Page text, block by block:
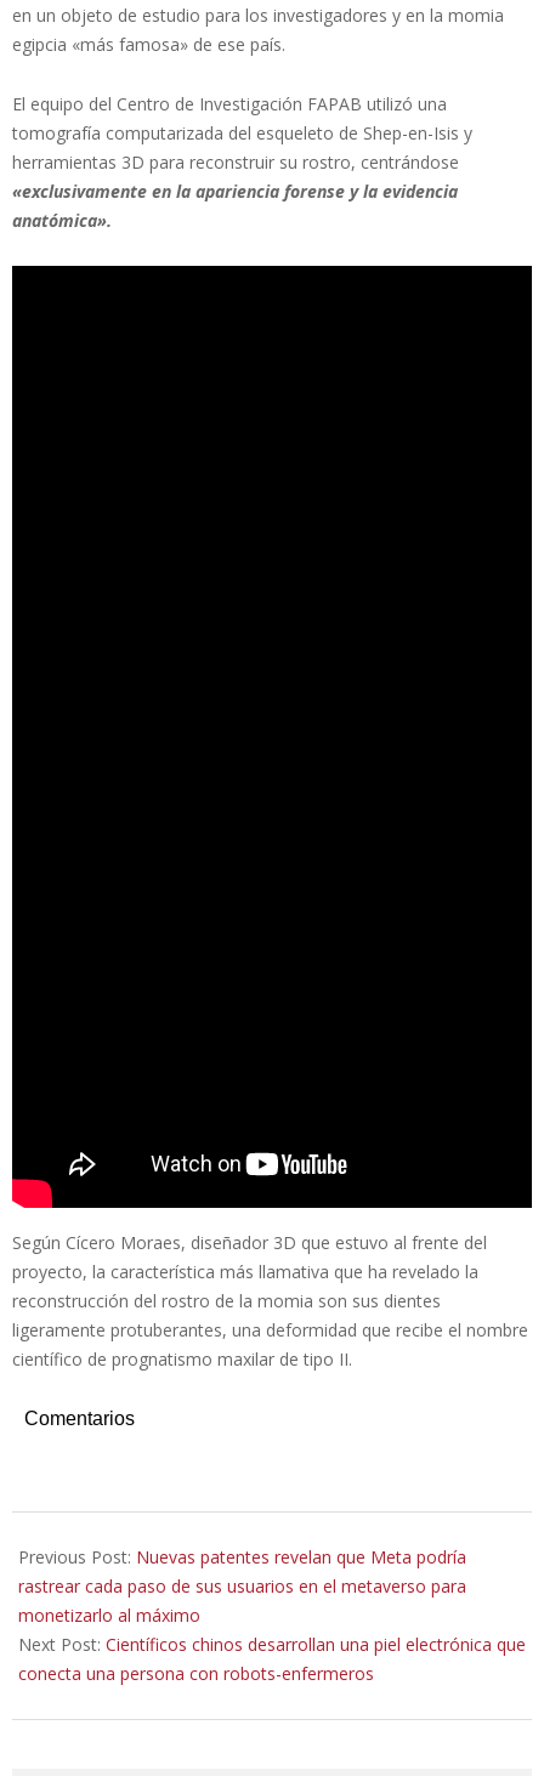
en un objeto de estudio para los investigadores y en la momia
egipcia «más famosa» de ese país.
El equipo del Centro de Investigación FAPAB utilizó una
tomografía computarizada del esqueleto de Shep-en-Isis y
herramientas 3D para reconstruir su rostro, centrándose
«exclusivamente en la apariencia forense y la evidencia
anatómica».
Según Cícero Moraes, diseñador 3D que estuvo al frente del
proyecto, la característica más llamativa que ha revelado la
reconstrucción del rostro de la momia son sus dientes
ligeramente protuberantes, una deformidad que recibe el nombre
científico de prognatismo maxilar de tipo II.
Comentarios
01-
23
Previous Post: Nuevas patentes revelan que Meta podría
rastrear cada paso de sus usuarios en el metaverso para
monetizarlo al máximo
Next Post: Científicos chinos desarrollan una piel electrónica que
conecta una persona con robots-enfermeros